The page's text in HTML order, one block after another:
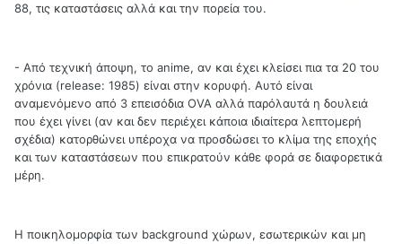
88, τις καταστάσεις αλλά και την πορεία του.
- Από τεχνική άποψη, το anime, αν και έχει κλείσει πια τα 20 του
χρόνια (release: 1985) είναι στην κορυφή. Αυτό είναι
αναμενόμενο από 3 επεισόδια OVA αλλά παρόλαυτά η δουλειά
που έχει γίνει (αν και δεν περιέχει κάποια ιδιαίτερα λεπτομερή
σχέδια) κατορθώνει υπέροχα να προσδώσει το κλίμα της εποχής
και των καταστάσεων που επικρατούν κάθε φορά σε διαφορετικά
μέρη.
Η ποικηλομορφία των background χώρων, εσωτερικών και μη